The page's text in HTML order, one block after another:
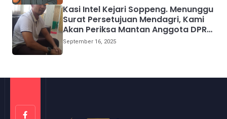
Kasi Intel Kejari Soppeng. Menunggu
Surat Persetujuan Mendagri, Kami
Akan Periksa Mantan Anggota DPRD
Provinsi Sulsel
September 16, 2025